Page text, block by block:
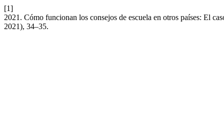
[1]
2021. Cómo funcionan los consejos de escuela en otros países: El
2021), 34–35.